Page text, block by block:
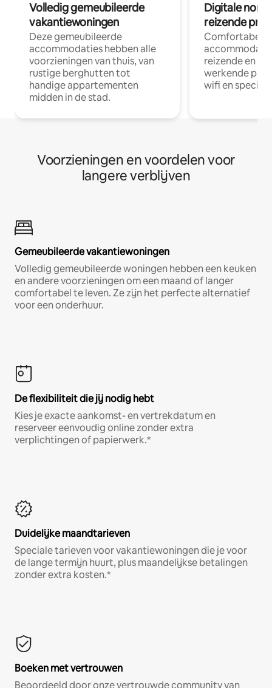
Volledig gemeubileerde
vakantiewoningen
Deze gemeubileerde
accommodaties hebben alle
voorzieningen van thuis, van
rustige berghutten tot
handige appartementen
midden in de stad.
Digitale
reizende
Comfortabele
reizende en
werkende
wifi en
Voorzieningen en voordelen voor
langere verblijven
Gemeubileerde vakantiewoningen
Volledig gemeubileerde woningen hebben een keuken
en andere voorzieningen om een maand of langer
comfortabel te leven. Ze zijn het perfecte alternatief
voor een onderhuur.
De flexibiliteit die jij nodig hebt
Kies je exacte aankomst- en vertrekdatum en
reserveer eenvoudig online zonder extra
verplichtingen of papierwerk.*
Duidelijke maandtarieven
Speciale tarieven voor vakantiewoningen die je voor
de lange termijn huurt, plus maandelijkse betalingen
zonder extra kosten.*
Boeken met vertrouwen